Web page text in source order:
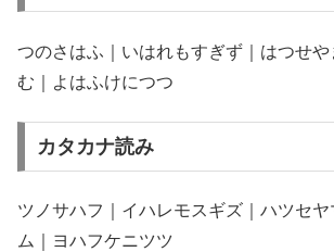
つのさはふ｜いはれもすぎず｜はつせや
む｜よはふけにつつ
カタカナ読み
ツノサハフ｜イハレモスギズ｜ハツセ
ム｜ヨハフケニツツ